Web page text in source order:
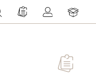
Du hast 0 Produkte